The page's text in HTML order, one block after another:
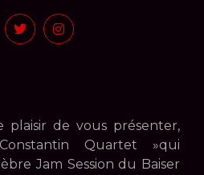
plaisir de vous présenter,
Quartet »qui
Jam Session du Baiser